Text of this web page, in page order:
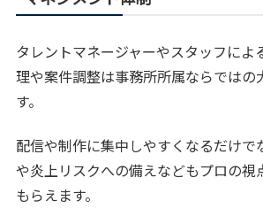
タレントマネージャーやスタッフによ
理や案件調整は事務所所属ならではの
す。
配信や制作に集中しやすくなるだけで
や炎上リスクへの備えなどもプロの視
もらえます。